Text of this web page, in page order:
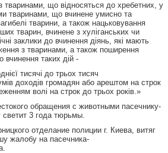
що відносяться до хребетних, у
тваринами, що вчинене умисно та
тварини, а також нацьковування
тварин, вчинене з хуліганських чи
заклики до вчинення діянь, які мають
з тваринами, а також поширення
вчинення таких дій -
тисячі до трьох тисяч
доходів громадян або арештом на строк
волі на строк до трьох років.»
обращения с животными пасечнику-
3 года тюрьмы.
отделание полиции г. Киева, витяг
жалобу на пасечника-